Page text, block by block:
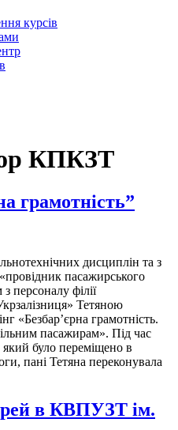
курсів
КПКЗТ
грамотність”
дисциплін та з
пасажирського
персоналу філії
Тетяною
«Безбар’єрна грамотність.
пасажирам». Під час
який було переміщено в
пані Тетяна переконувала
в КВПУЗТ ім.